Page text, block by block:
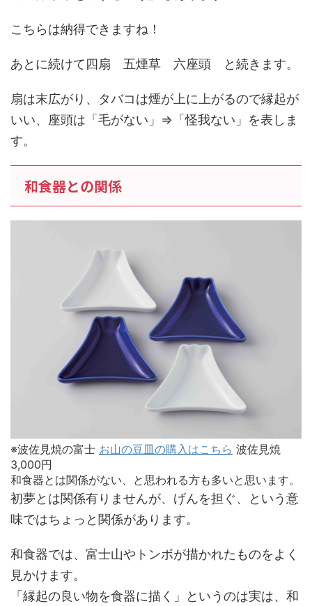
こちらは納得できますね！
あとに続けて四扇 五煙草 六座頭 と続きます。
扇は末広がり、タバコは煙が上に上がるので縁起が
いい、座頭は「毛がない」⇒「怪我ない」を表しま
す。
和食器との関係
※波佐見焼の富士 お山の豆皿の購入はこちら 波佐見焼
3,000円
和食器とは関係がない、と思われる方も多いと思います。
初夢とは関係有りませんが、げんを担ぐ、という意
味ではちょっと関係があります。
和食器では、富士山やトンボが描かれたものをよく
見かけます。
「縁起の良い物を食器に描く」というのは実は、和